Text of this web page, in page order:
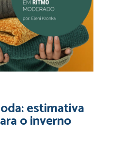
estimativa
o inverno